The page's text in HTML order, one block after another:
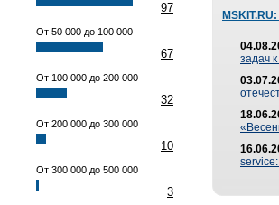
97
От 50 000 до 100 000
67
От 100 000 до 200 000
32
От 200 000 до 300 000
10
От 300 000 до 500 000
3
задач